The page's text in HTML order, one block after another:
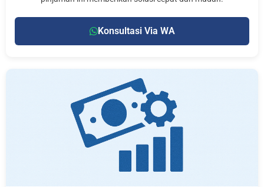
Konsultasi Via WA